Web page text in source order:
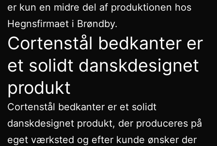
er kun en midre del af produktionen hos
Hegnsfirmaet i Brøndby.
Cortenstål bedkanter er
et solidt danskdesignet
produkt
Cortenstål bedkanter er et solidt
danskdesignet produkt, der produceres på
eget værksted og efter kunde ønsker der